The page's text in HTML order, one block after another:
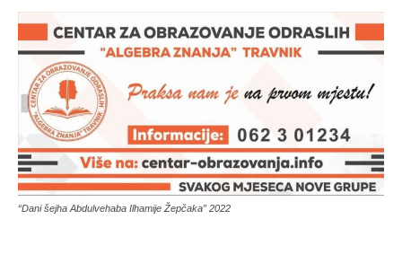
“Dani šejha Abdulvehaba Ilhamije Žepčaka” 2022